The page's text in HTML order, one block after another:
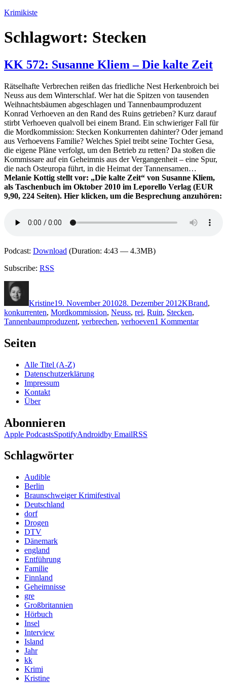
Zum
springen
Krimikiste
Schlagwort: Stecken
KK 572: Susanne Kliem – Die kalte Zeit
Rätselhafte Verbrechen reißen das friedliche Nest Herkenbroich bei
Neuss aus dem Winterschlaf. Wer hat die Spitzen von tausenden
Weihnachtsbäumen abgeschlagen und Tannenbaumproduzent
Konrad Verhoeven an den Rand des Ruins getrieben? Kurz darauf
stirbt Verhoeven qualvoll bei einem Brand. Ein schwieriger Fall für
die Mordkommission: Stecken Konkurrenten dahinter? Oder jemand
aus Verhoevens Familie? Welches Spiel treibt seine Tochter Gesa,
die eigene Pläne verfolgt, um den Betrieb zu retten? Da stoßen die
Kommissare auf ein Geheimnis aus der Vergangenheit – eine Spur,
die nach Osteuropa führt, in die Heimat der Tannensamen…
Melanie Kottig stellt vor: „Die kalte Zeit“ von Susanne Kliem,
als Taschenbuch im Oktober 2010 im Leporello Verlag (EUR
9,90, 224 Seiten). Hier klicken, um die Besprechung anzuhören:
Podcast: Download (Duration: 4:43 — 4.3MB)
Subscribe: RSS
Kristine19. November 201028. Dezember 2012KBrand,
konkurrenten, Mordkommission, Neuss, rei, Ruin, Stecken,
Tannenbaumproduzent, verbrechen, verhoeven1 Kommentarzu
Seiten
Alle Titel (A-Z)
Datenschutzerklärung
Impressum
Kontakt
Über
Abonnieren
Apple PodcastsSpotifyAndroidby EmailRSS
Schlagwörter
Audible
Berlin
Braunschweiger Krimifestival
Deutschland
dorf
Drogen
DTV
Dänemark
england
Entführung
Familie
Finnland
Geheimnisse
gre
Großbritannien
Hörbuch
Insel
Interview
Island
Jahr
kk
Krimi
Kristine